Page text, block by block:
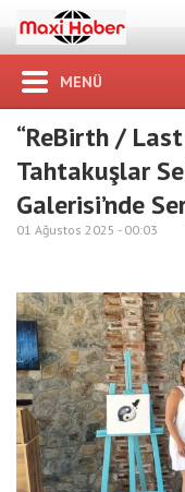
MENÜ
“ReBirth / Last
Tahtakuşlar
Galerisi’nde
01 Ağustos 2025 - 00:03